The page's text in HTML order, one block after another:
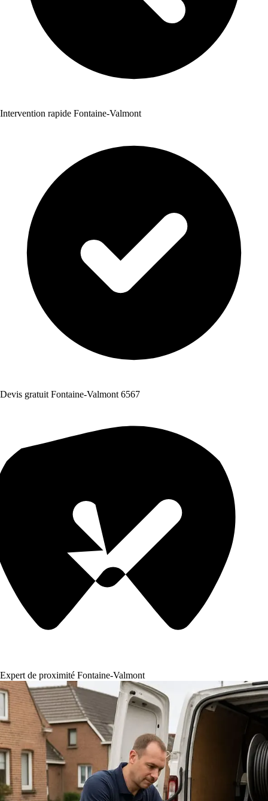
Intervention rapide Fontaine-Valmont
Devis gratuit Fontaine-Valmont 6567
Expert de proximité Fontaine-Valmont